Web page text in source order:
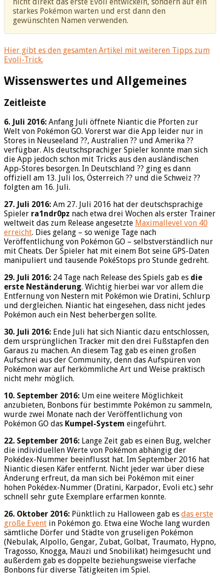
nicht direkt das erste Evoli entwickeln, sondern auf ein
starkes Pokémon warten und erst dann den
gewünschten Namen verwenden.
Hier gibt es den gesamten Artikel mit weiteren Tipps zum
Evoli-Trick.
Wissenswertes und Allgemeines
Zeitleiste
6. Juli 2016: Anfang Juli öffnete Niantic die Pforten zur
Welt von Pokémon GO. Vorerst war die App leider nur in
Stores in Neuseeland ??, Australien ?? und Amerika ??
verfügbar. Als deutschsprachiger Spieler konnte man sich
die App jedoch schon mit Tricks aus den ausländischen
App-Stores besorgen. In Deutschland ?? ging es dann
offiziell am 13. Juli los, Österreich ?? und die Schweiz ??
folgten am 16. Juli.
27. Juli 2016: Am 27. Juli 2016 hat der deutschsprachige
Spieler ra1ndr0pz nach etwa drei Wochen als erster Trainer
weltweit das zum Release angesetzte Maximallevel von 40
erreicht. Dies gelang – so wenige Tage nach
Veröffentlichung von Pokémon GO – selbstverständlich nur
mit Cheats. Der Spieler hat mit einem Bot seine GPS-Daten
manipuliert und tausende PokéStops pro Stunde gedreht.
29. Juli 2016: 24 Tage nach Release des Spiels gab es die
erste Neständerung. Wichtig hierbei war vor allem die
Entfernung von Nestern mit Pokémon wie Dratini, Schlurp
und dergleichen. Niantic hat eingesehen, dass nicht jedes
Pokémon auch ein Nest beherbergen sollte.
30. Juli 2016: Ende Juli hat sich Niantic dazu entschlossen,
dem ursprünglichen Tracker mit den drei Fußstapfen den
Garaus zu machen. An diesem Tag gab es einen großen
Aufschrei aus der Community, denn das Aufspüren von
Pokémon war auf herkömmliche Art und Weise praktisch
nicht mehr möglich.
10. September 2016: Um eine weitere Möglichkeit
anzubieten, Bonbons für bestimmte Pokémon zu sammeln,
wurde zwei Monate nach der Veröffentlichung von
Pokémon GO das Kumpel-System eingeführt.
22. September 2016: Lange Zeit gab es einen Bug, welcher
die individuellen Werte von Pokémon abhängig der
Pokédex-Nummer beeinflusst hat. Im September 2016 hat
Niantic diesen Käfer entfernt. Nicht jeder war über diese
Änderung erfreut, da man sich bei Pokémon mit einer
hohen Pokédex-Nummer (Dratini, Karpador, Evoli etc.) sehr
schnell sehr gute Exemplare erfarmen konnte.
26. Oktober 2016: Pünktlich zu Halloween gab es das erste
große Event in Pokémon go. Etwa eine Woche lang wurden
sämtliche Dörfer und Städte von gruseligen Pokémon
(Nebulak, Alpollo, Gengar, Zubat, Golbat, Traumato, Hypno,
Tragosso, Knogga, Mauzi und Snobilikat) heimgesucht und
außerdem gab es doppelte beziehungsweise vierfache
Bonbons für diverse Tätigkeiten im Spiel.